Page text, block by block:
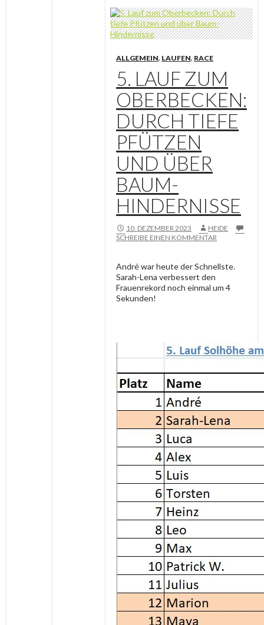
ALLGEMEIN, LAUFEN, RACE
5. LAUF ZUM
OBERBECKEN:
DURCH TIEFE
PFÜTZEN
UND ÜBER
BAUM-
HINDERNISSE
10. DEZEMBER 2023
HEIDE
SCHREIBE EINEN KOMMENTAR
André war heute der Schnellste.
Sarah-Lena verbessert den
Frauenrekord noch einmal um 4
Sekunden!